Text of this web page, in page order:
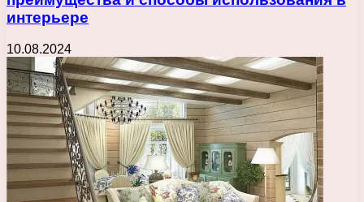
интерьере
10.08.2024